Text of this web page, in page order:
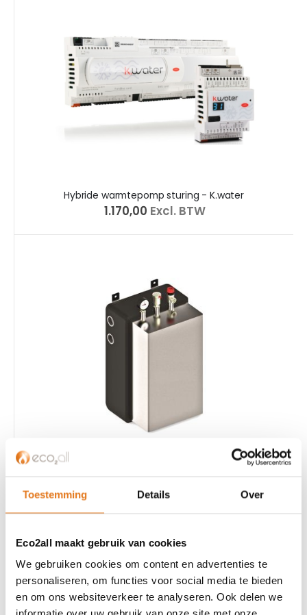
Toestemming Details Over
Eco2all maakt gebruik van cookies
We gebruiken cookies om content en advertenties te
personaliseren, om functies voor social media te bieden
en om ons websiteverkeer te analyseren. Ook delen we
Hybride warmtepomp sturing - K.water
€ 1.170,00 Excl. BTW